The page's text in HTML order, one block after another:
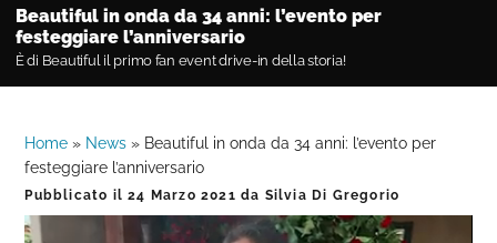
Beautiful in onda da 34 anni: l’evento per
festeggiare l’anniversario
È di Beautiful il primo fan event drive-in della storia!
Home » News » Beautiful in onda da 34 anni: l’evento per
festeggiare l’anniversario
Pubblicato il24 Marzo 2021 da Silvia Di Gregorio